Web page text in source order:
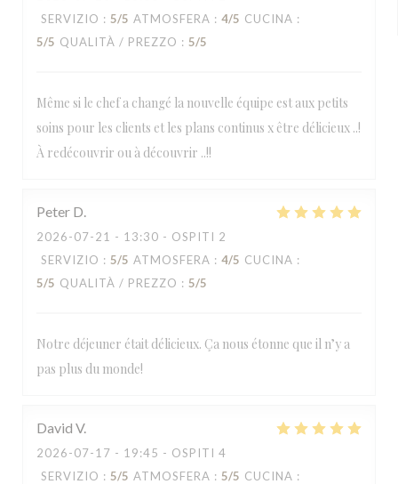
SERVIZIO : 5/5 ATMOSFERA : 4/5 CUCINA :
5/5 QUALITÀ / PREZZO : 5/5
Même si le chef a changé la nouvelle équipe est aux petits
soins pour les clients et les plans continus x être délicieux ..!
À redécouvrir ou à découvrir ..!!
Peter D
2026-07-21 - 13:30 - OSPITI 2
SERVIZIO : 5/5 ATMOSFERA : 4/5 CUCINA :
5/5 QUALITÀ / PREZZO : 5/5
Notre déjeuner était délicieux. Ça nous étonne que il n’y a
pas plus du monde!
David V
2026-07-17 - 19:45 - OSPITI 4
SERVIZIO : 5/5 ATMOSFERA : 5/5 CUCINA :